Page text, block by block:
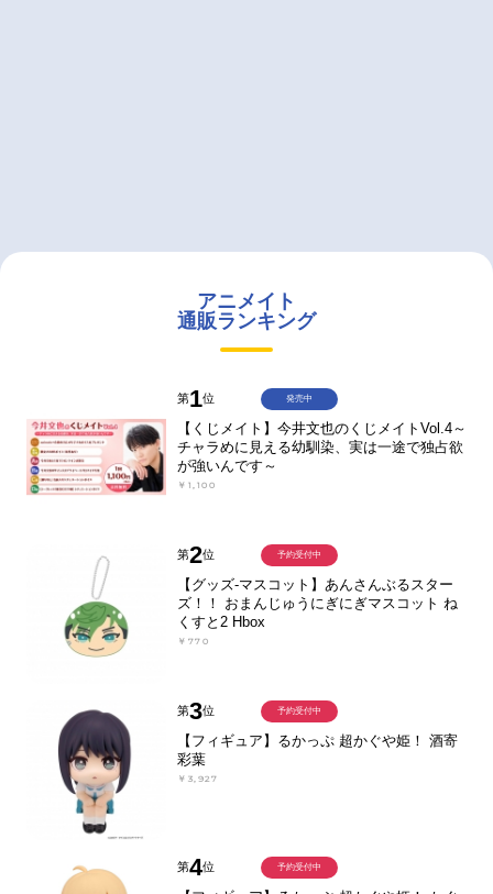
アニメイト
通販ランキング
第1位
【くじメイト】今井文也のくじメイトVol.4～
チャラめに見える幼馴染、実は一途で独占欲
が強いんです～
￥1,100
発売中
第2位
【グッズ-マスコット】あんさんぶるスター
ズ！！ おまんじゅうにぎにぎマスコット ね
くすと2 Hbox
￥770
予約受付中
第3位
【フィギュア】るかっぷ 超かぐや姫！ 酒寄
彩葉
￥3,927
予約受付中
第4位 予約受付中